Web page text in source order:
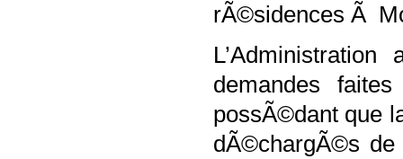
rÃ©sidences Ã
demandes
possÃ©dant que
dÃ©chargÃ©s